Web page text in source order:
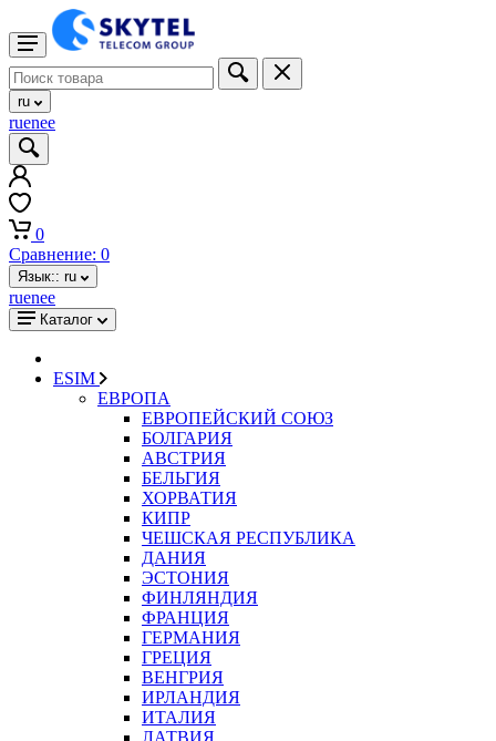
ru
ruenee
0
Сравнение: 0
Язык:: ru
ruenee
Каталог
ESIM
ЕВРОПА
ЕВРОПЕЙСКИЙ СОЮЗ
БОЛГАРИЯ
АВСТРИЯ
БЕЛЬГИЯ
ХОРВАТИЯ
КИПР
ЧЕШСКАЯ РЕСПУБЛИКА
ДАНИЯ
ЭСТОНИЯ
ФИНЛЯНДИЯ
ФРАНЦИЯ
ГЕРМАНИЯ
ГРЕЦИЯ
ВЕНГРИЯ
ИРЛАНДИЯ
ИТАЛИЯ